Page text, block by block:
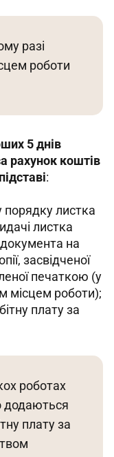
разі
роботи
5 днів
рахунок коштів
:
порядку листка
листка
на
засвідченої
печаткою (у
місцем роботи);
плату за
роботах
додаються
плату за